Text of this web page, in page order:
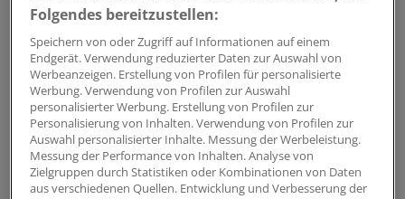
Das geplante Gesundheitssicherstellungsgesetz muss
nach Überzeugung der wissenschaftlichen Leiterinnen
und Leiter des Hauptstadtkongresses auch die
Cybersicherheit stärken. Ohne mehr Geld funktioniere
das nicht.
16.07.2026
Hauptstadtkongress
Folgendes bereitzustellen:
Speichern von oder Zugriff auf Informationen auf einem
Endgerät. Verwendung reduzierter Daten zur Auswahl von
Werbeanzeigen. Erstellung von Profilen für personalisierte
Werbung. Verwendung von Profilen zur Auswahl
personalisierter Werbung. Erstellung von Profilen zur
Personalisierung von Inhalten. Verwendung von Profilen zur
Auswahl personalisierter Inhalte. Messung der Werbeleistung.
Messung der Performance von Inhalten. Analyse von
Zielgruppen durch Statistiken oder Kombinationen von Daten
aus verschiedenen Quellen. Entwicklung und Verbesserung der